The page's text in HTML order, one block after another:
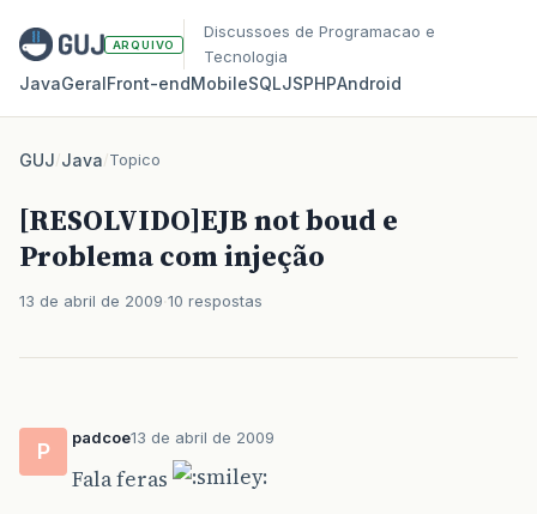
ARQUIVO
Discussoes de Programacao e
Tecnologia
JavaGeralFront‑endMobileSQLJSPHPAndroid
GUJ/Java/Topico
[RESOLVIDO]EJB not boud e
Problema com injeção
13 de abril de 2009 10 respostas
P
padcoe13 de abril de 2009
Fala feras